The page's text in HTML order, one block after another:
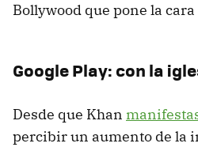
Bollywood que pone la
Google Play: con la
Desde que Khan
percibir un aumento de la